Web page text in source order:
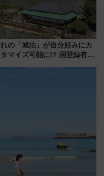
の「城泊」が自分好みにカ
タマイズ可能に!? 国登録有形